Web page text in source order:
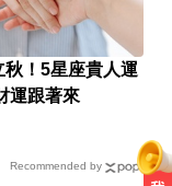
秋！5星座貴人運
運跟著來
Recommended by